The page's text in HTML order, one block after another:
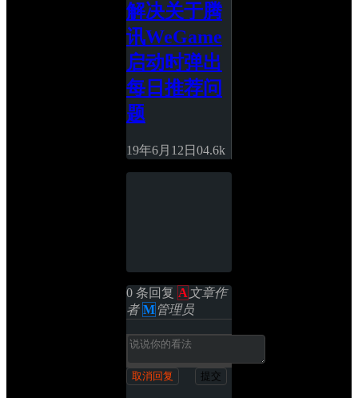
解决关于腾
讯WeGame
启动时弹出
每日推荐问
题
19年6月12日 04.6k
0 条回复 A 文章作
者 M 管理员
取消回复 提交